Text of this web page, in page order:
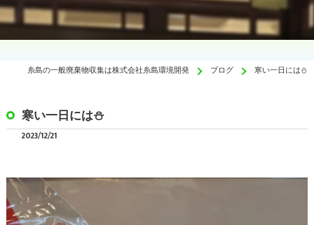
糸島の一般廃棄物収集は株式会社糸島環境開発 ブログ 寒い一日には⛄
寒い一日には⛄
2023/12/21